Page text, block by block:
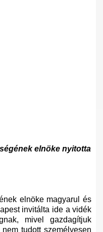
elnöke nyitotta
elnöke magyarul és
invitálta ide a vidék
mivel gazdagítjuk
tudott személyesen